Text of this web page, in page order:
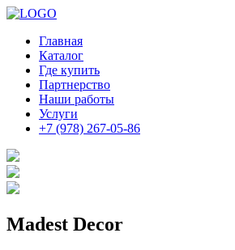
Главная
Каталог
Где купить
Партнерство
Наши работы
Услуги
+7 (978) 267-05-86
Madest Decor